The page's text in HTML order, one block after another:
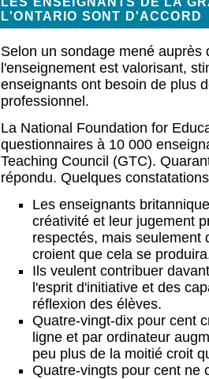
L'ONTARIO SONT D'ACCORD
Selon un sondage mené
l'enseignement est valorisant,
enseignants ont besoin de plus
professionnel.
La National Foundation for
questionnaires à 10 000
Teaching Council (GTC).
répondu. Quelques
Les enseignants
créativité et leur jugement
respectés, mais seulement
croient que cela se
Ils veulent contribuer
l'esprit d'initiative et des
réflexion des élèves.
Quatre-vingt-dix pour cent
ligne et par ordinateur
peu plus de la moitié croit
Quatre-vingts pour cent ne